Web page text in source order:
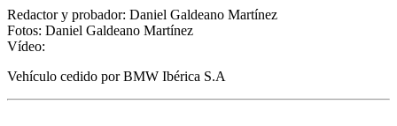
Redactor y probador: Daniel Galdeano Martínez
Fotos: Daniel Galdeano Martínez
Vídeo:
Vehículo cedido por BMW Ibérica S.A